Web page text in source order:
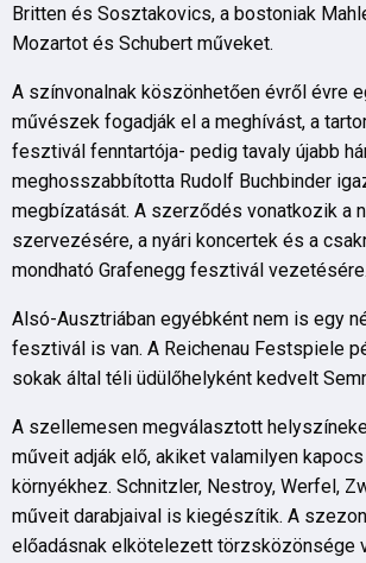
Britten és Sosztakovics, a bostoniak
Mozartot és Schubert műveket.
A színvonalnak köszönhetően évről évre
művészek fogadják el a meghívást, a
fesztivál fenntartója- pedig tavaly újabb
meghosszabbította Rudolf Buchbinder
megbízatását. A szerződés vonatkozik a
szervezésére, a nyári koncertek és a
mondható Grafenegg fesztivál vezetésére.
Alsó-Ausztriában egyébként nem is egy
fesztivál is van. A Reichenau Festspiele
sokak által téli üdülőhelyként kedvelt
A szellemesen megválasztott
műveit adják elő, akiket valamilyen
környékhez. Schnitzler, Nestroy, Werfel,
műveit darabjaival is kiegészítik. A
előadásnak elkötelezett törzsközönsége